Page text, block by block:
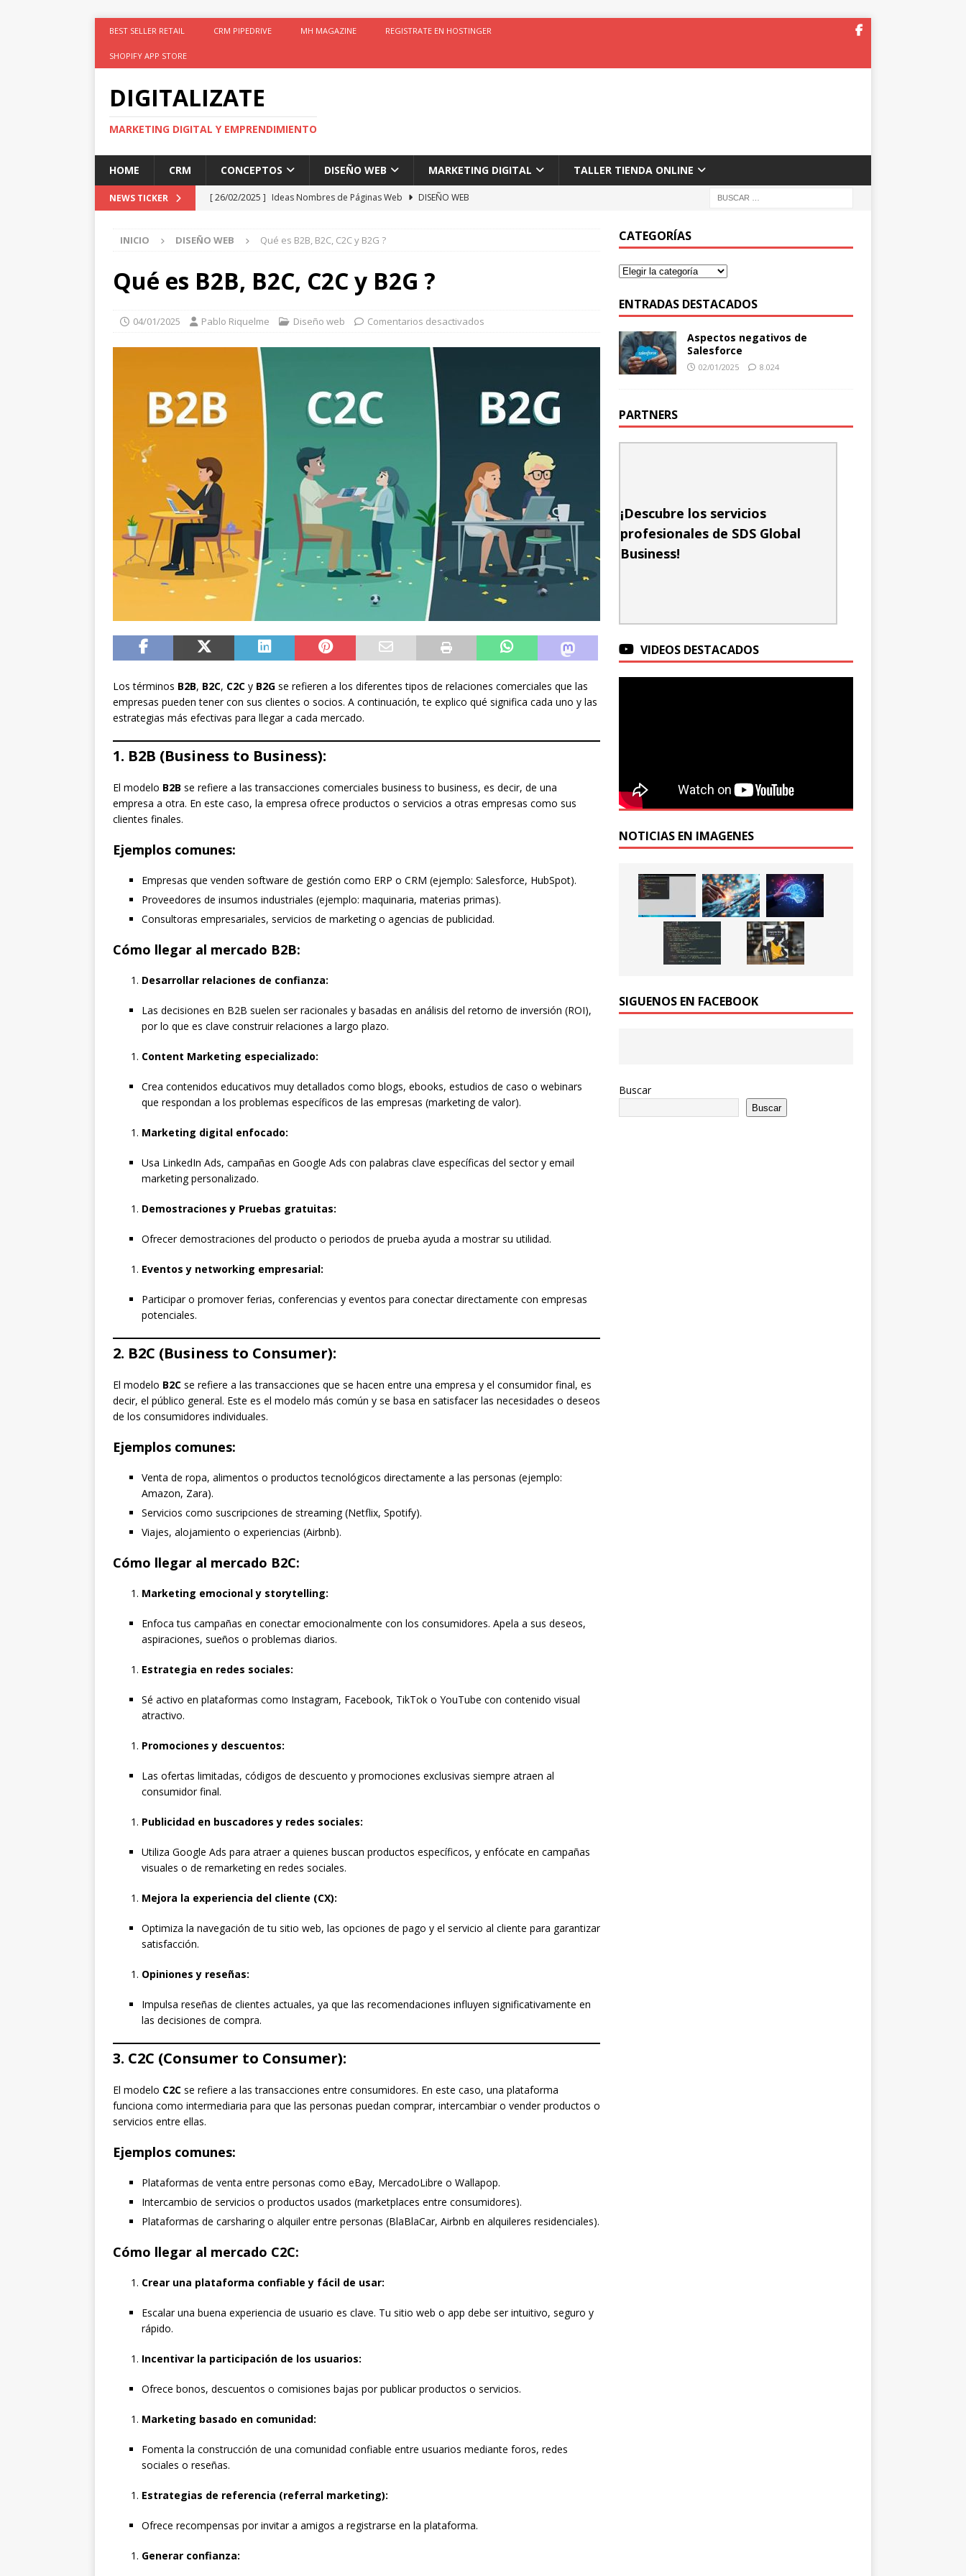
BEST SELLER RETAIL CRM PIPEDRIVE MH MAGAZINE REGISTRATE EN HOSTINGER
SHOPIFY APP STORE
DIGITALIZATE
MARKETING DIGITAL Y EMPRENDIMIENTO
HOME CRM CONCEPTOS DISEÑO WEB MARKETING DIGITAL TALLER TIENDA ONLINE
NEWS TICKER [ 26/02/2025 ] Ideas Nombres de Páginas Web
DISEÑO WEB
[ 04/01/2025 ] Plantilla MH Magazine Theme
[ 04/01/2025 ]
Especialista en Marketing Digital
MARKETING DIGITAL
[ 26/02/2025 ]
Google Analytics ANALISIS DE DATOS
INICIO DISEÑO WEB Qué es B2B, B2C, C2C y B2G ?
Qué es B2B, B2C, C2C y B2G ?
04/01/2025 Pablo Riquelme Diseño web Comentarios desactivados
Los términos B2B, B2C, C2C y B2G se refieren a los diferentes tipos de relaciones comerciales que las
empresas pueden tener con sus clientes o socios. A continuación, te explico qué significa cada uno y las
estrategias más efectivas para llegar a cada mercado.
1. B2B (Business to Business):
El modelo B2B se refiere a las transacciones comerciales business to business, es decir, de una
empresa a otra. En este caso, la empresa ofrece productos o servicios a otras empresas como sus
clientes finales.
Ejemplos comunes:
Empresas que venden software de gestión como ERP o CRM (ejemplo: Salesforce, HubSpot).
Proveedores de insumos industriales (ejemplo: maquinaria, materias primas).
Consultoras empresariales, servicios de marketing o agencias de publicidad.
Cómo llegar al mercado B2B:
Desarrollar relaciones de confianza:
Las decisiones en B2B suelen ser racionales y basadas en análisis del retorno de inversión (ROI),
por lo que es clave construir relaciones a largo plazo.
Content Marketing especializado:
Crea contenidos educativos muy detallados como blogs, ebooks, estudios de caso o webinars
que respondan a los problemas específicos de las empresas (marketing de valor).
Marketing digital enfocado:
Usa LinkedIn Ads, campañas en Google Ads con palabras clave específicas del sector y email
marketing personalizado.
Demostraciones y Pruebas gratuitas:
Ofrecer demostraciones del producto o periodos de prueba ayuda a mostrar su utilidad.
Eventos y networking empresarial:
Participar o promover ferias, conferencias y eventos para conectar directamente con empresas
potenciales.
2. B2C (Business to Consumer):
El modelo B2C se refiere a las transacciones que se hacen entre una empresa y el consumidor final, es
decir, el público general. Este es el modelo más común y se basa en satisfacer las necesidades o deseos
de los consumidores individuales.
Ejemplos comunes:
Venta de ropa, alimentos o productos tecnológicos directamente a las personas (ejemplo:
Amazon, Zara).
Servicios como suscripciones de streaming (Netflix, Spotify).
Viajes, alojamiento o experiencias (Airbnb).
Cómo llegar al mercado B2C:
Marketing emocional y storytelling:
Enfoca tus campañas en conectar emocionalmente con los consumidores. Apela a sus deseos,
aspiraciones, sueños o problemas diarios.
Estrategia en redes sociales:
Sé activo en plataformas como Instagram, Facebook, TikTok o YouTube con contenido visual
atractivo.
Promociones y descuentos:
Las ofertas limitadas, códigos de descuento y promociones exclusivas siempre atraen al
consumidor final.
Publicidad en buscadores y redes sociales:
Utiliza Google Ads para atraer a quienes buscan productos específicos, y enfócate en campañas
visuales o de remarketing en redes sociales.
Mejora la experiencia del cliente (CX):
Optimiza la navegación de tu sitio web, las opciones de pago y el servicio al cliente para garantizar
satisfacción.
Opiniones y reseñas:
Impulsa reseñas de clientes actuales, ya que las recomendaciones influyen significativamente en
las decisiones de compra.
3. C2C (Consumer to Consumer):
El modelo C2C se refiere a las transacciones entre consumidores. En este caso, una plataforma
funciona como intermediaria para que las personas puedan comprar, intercambiar o vender productos o
servicios entre ellas.
Ejemplos comunes:
Plataformas de venta entre personas como eBay, MercadoLibre o Wallapop.
Intercambio de servicios o productos usados (marketplaces entre consumidores).
Plataformas de carsharing o alquiler entre personas (BlaBlaCar, Airbnb en alquileres residenciales).
Cómo llegar al mercado C2C:
Crear una plataforma confiable y fácil de usar:
Escalar una buena experiencia de usuario es clave. Tu sitio web o app debe ser intuitivo, seguro y
rápido.
Incentivar la participación de los usuarios:
Ofrece bonos, descuentos o comisiones bajas por publicar productos o servicios.
Marketing basado en comunidad:
Fomenta la construcción de una comunidad confiable entre usuarios mediante foros, redes
sociales o reseñas.
Estrategias de referencia (referral marketing):
Ofrece recompensas por invitar a amigos a registrarse en la plataforma.
Generar confianza:
CATEGORÍAS
ENTRADAS DESTACADOS
Aspectos negativos de
Salesforce
02/01/2025 8.024
PARTNERS
¡Descubre los servicios
profesionales de SDS Global
Business!
VIDEOS DESTACADOS
NOTICIAS EN IMAGENES
SIGUENOS EN FACEBOOK
Buscar
Buscar